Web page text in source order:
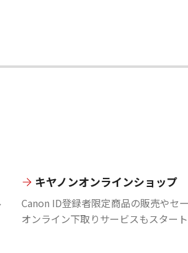
キヤノンオンラインショップ
Canon ID登録者限定商品の販売やセ
オンライン下取りサービスもスタート